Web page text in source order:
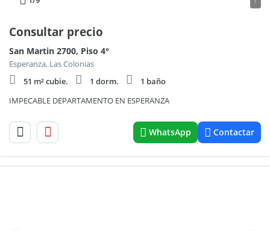
Consultar precio
San Martin 2700, Piso 4°
Esperanza, Las Colonias
51 m² cubie.
1 dorm.
1 baño
IMPECABLE DEPARTAMENTO EN ESPERANZA
WhatsApp Contactar